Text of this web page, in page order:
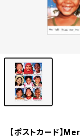
【ポストカード】